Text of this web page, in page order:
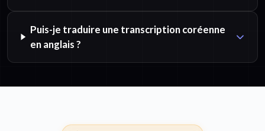
Puis-je traduire une transcription coréenne
en anglais ?